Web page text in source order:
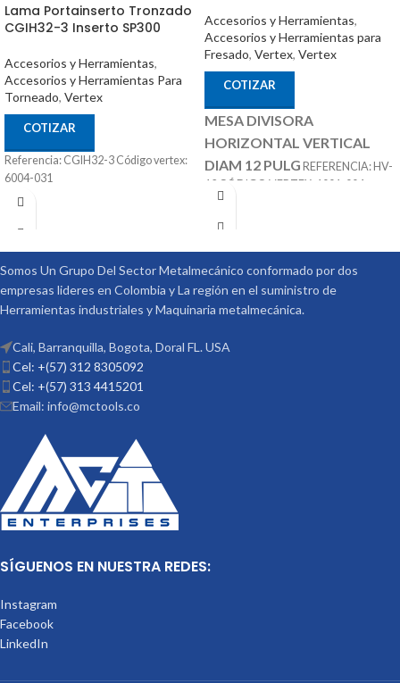
Lama Portainserto Tronzado
CGIH32-3 Inserto SP300
Accesorios y Herramientas,
Accesorios y Herramientas Para
Torneado, Vertex
COTIZAR
Referencia: CGIH32-3 Código vertex:
6004-031
Accesorios y Herramientas,
Accesorios y Herramientas para
Fresado, Vertex, Vertex
COTIZAR
MESA DIVISORA
HORIZONTAL VERTICAL
DIAM 12 PULG REFERENCIA: HV-
12 CÓDIGO VERTEX: 1001-004
OPCIONALES:
DP-3
Somos Un Grupo Del Sector Metalmecánico conformado por dos
empresas lideres en Colombia y La región en el suministro de
Herramientas industriales y Maquinaria metalmecánica.
Cali, Barranquilla, Bogota, Doral FL. USA
Cel: +(57) 312 8305092
Cel: +(57) 313 4415201
Email: info@mctools.co
SÍGUENOS EN NUESTRA REDES:
Instagram
Facebook
LinkedIn